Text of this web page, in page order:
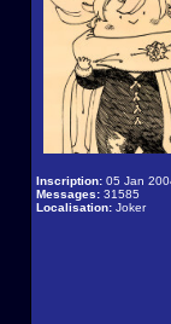
Inscription: 05 Jan
Messages: 31585
Localisation: Joker